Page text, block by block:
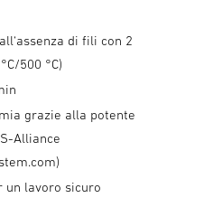
di fili con 2
500 °C)
grazie alla potente
Alliance
un lavoro sicuro